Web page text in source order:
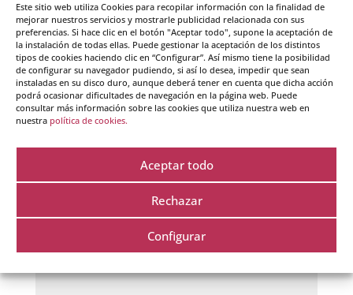
Este sitio web utiliza Cookies para recopilar información con la finalidad de
mejorar nuestros servicios y mostrarle publicidad relacionada con sus
preferencias. Si hace clic en el botón "Aceptar todo", supone la aceptación de
la instalación de todas ellas. Puede gestionar la aceptación de los distintos
tipos de cookies haciendo clic en “Configurar”. Así mismo tiene la posibilidad
de configurar su navegador pudiendo, si así lo desea, impedir que sean
instaladas en su disco duro, aunque deberá tener en cuenta que dicha acción
podrá ocasionar dificultades de navegación en la página web. Puede
consultar más información sobre las cookies que utiliza nuestra web en
nuestra política de cookies.
Aceptar todo
Rechazar
Configurar
Enviar comentario
Tu dirección de correo electrónico no será publicada.
Los campos obligatorios están marcados con